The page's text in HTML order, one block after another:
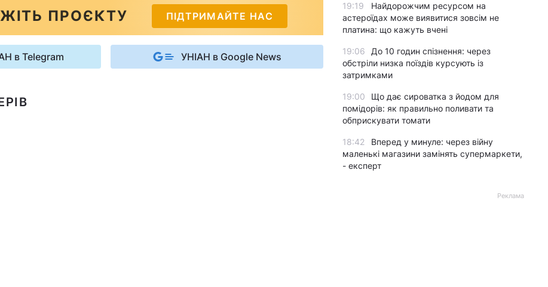
ПРОЄКТУ ПІДТРИМАЙТЕ НАС
в Telegram УНІАН в Google News
19:19
Найдорожчим ресурсом на
астероїдах може виявитися зовсім не
платина: що кажуть вчені
19:06
До 10 годин спізнення: через
обстріли низка поїздів курсують із
затримками
19:00
Що дає сироватка з йодом для
помідорів: як правильно поливати та
обприскувати томати
18:42
Вперед у минуле: через війну
маленькі магазини замінять супермаркети,
- експерт
Реклама